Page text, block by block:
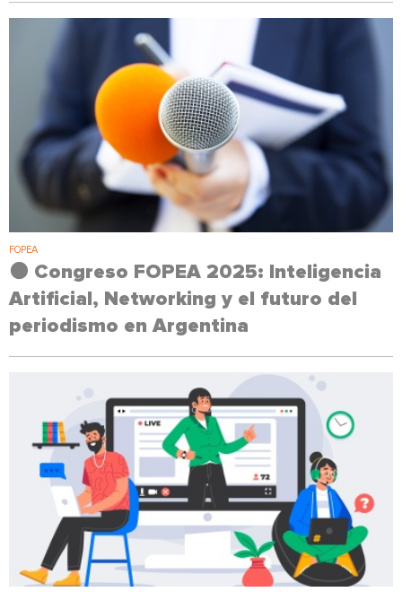
FOPEA
🟠 Congreso FOPEA 2025: Inteligencia
Artificial, Networking y el futuro del
periodismo en Argentina